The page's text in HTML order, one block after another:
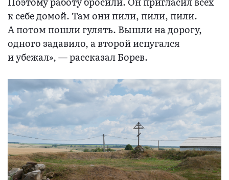
к себе домой. Там они пили, пили, пили.
А потом пошли гулять. Вышли на дорогу,
одного задавило, а второй испугался
и убежал», — рассказал Борев.